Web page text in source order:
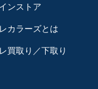
ンストア
カラーズとは
買取り／下取り